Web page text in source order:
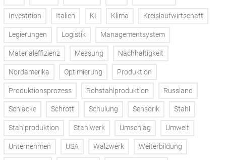
Investition Italien KI Klima Kreislaufwirtschaft
Legierungen Logistik Managementsystem
Materialeffizienz Messung Nachhaltigkeit
Nordamerika Optimierung Produktion
Produktionsprozess Rohstahlproduktion Russland
Schlacke Schrott Schulung Sensorik Stahl
Stahlproduktion Stahlwerk Umschlag Umwelt
Unternehmen USA Walzwerk Weiterbildung